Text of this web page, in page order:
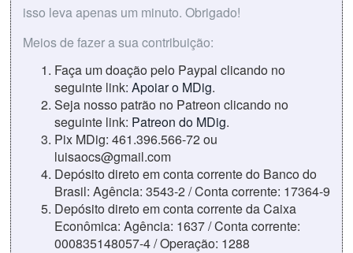
isso leva apenas um minuto. Obrigado!
Meios de fazer a sua contribuição:
Faça um doação pelo Paypal clicando no
seguinte link: Apoiar o MDig.
Seja nosso patrão no Patreon clicando no
seguinte link: Patreon do MDig.
Pix MDig: 461.396.566-72 ou
luisaocs@gmail.com
Depósito direto em conta corrente do Banco do
Brasil: Agência: 3543-2 / Conta corrente: 17364-9
Depósito direto em conta corrente da Caixa
Econômica: Agência: 1637 / Conta corrente:
000835148057-4 / Operação: 1288